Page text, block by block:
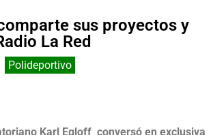
sus proyectos y
La Red
Polideportivo
Karl Egloff conversó en exclusiva